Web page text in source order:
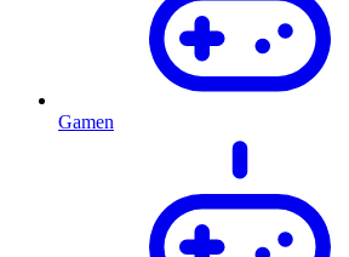
Gamen